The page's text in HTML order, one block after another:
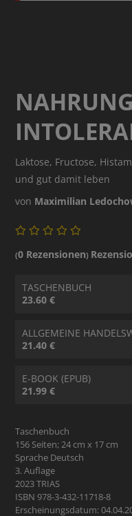
Laktose, Fructose,
und gut damit leben
von Maximilian
(0 Rezensionen)
TASCHENBUCH
23.60 €
ALLGEMEINE
21.40 €
E-BOOK (EPUB)
21.99 €
Taschenbuch
156 Seiten; 24 cm x 17 cm
Sprache Deutsch
3. Auflage
2023 TRIAS
ISBN 978-3-432-11718-8
Erscheinungsdatum: